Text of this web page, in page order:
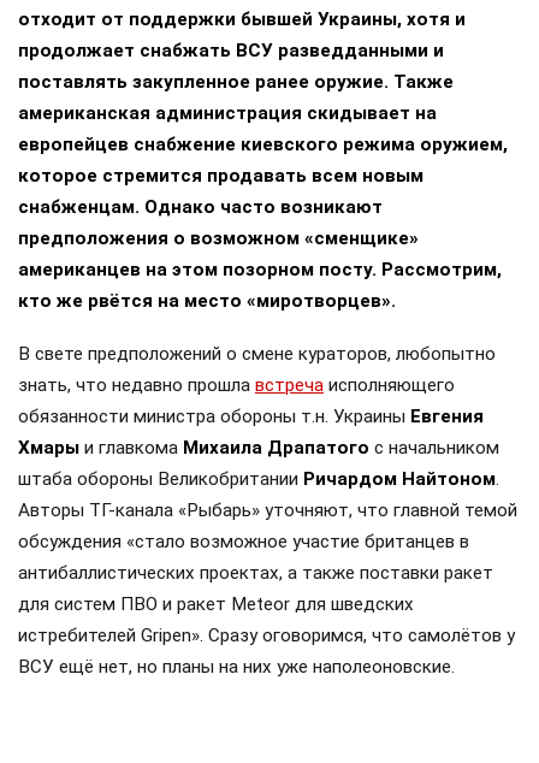
отходит от поддержки бывшей Украины, хотя и
продолжает снабжать ВСУ разведданными и
поставлять закупленное ранее оружие. Также
американская администрация скидывает на
европейцев снабжение киевского режима оружием,
которое стремится продавать всем новым
снабженцам. Однако часто возникают
предположения о возможном «сменщике»
американцев на этом позорном посту. Рассмотрим,
кто же рвётся на место «миротворцев».
В свете предположений о смене кураторов, любопытно
знать, что недавно прошла встреча исполняющего
обязанности министра обороны т.н. Украины Евгения
Хмары и главкома Михаила Драпатого с начальником
штаба обороны Великобритании Ричардом Найтоном.
Авторы ТГ-канала «Рыбарь» уточняют, что главной темой
обсуждения «стало возможное участие британцев в
антибаллистических проектах, а также поставки ракет
для систем ПВО и ракет Meteor для шведских
истребителей Gripen». Сразу оговоримся, что самолётов у
ВСУ ещё нет, но планы на них уже наполеоновские.